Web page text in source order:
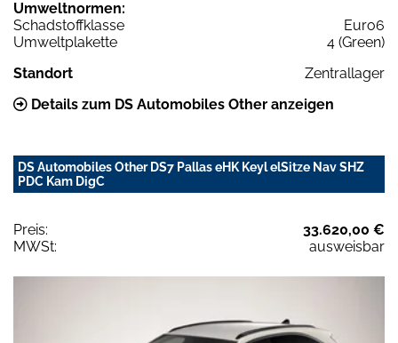
Umweltnormen:
Schadstoffklasse
Euro6
Umweltplakette
4 (Green)
Standort
Zentrallager
Details zum DS Automobiles Other anzeigen
DS Automobiles Other DS7 Pallas eHK Keyl elSitze Nav SHZ
PDC Kam DigC
Preis:
33.620,00 €
MWSt:
ausweisbar